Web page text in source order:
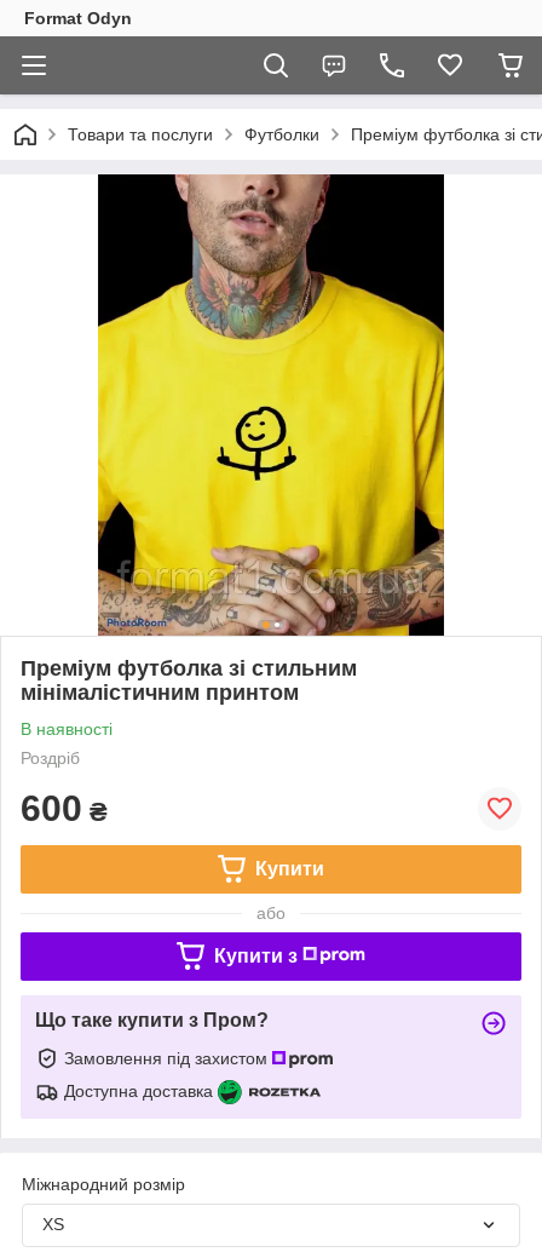
Format Odyn
Товари та послуги Футболки Преміум футболка зі
Преміум футболка зі стильним
мінімалістичним принтом
В наявності
Роздріб
600 ₴
Купити
або
Купити з
Що таке купити з Пром?
Замовлення під захистом
Доступна доставка
Міжнародний розмір
XS